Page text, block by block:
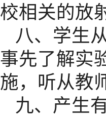
校相关的放
八、学生
事先了解实
施，听从教
九、产生